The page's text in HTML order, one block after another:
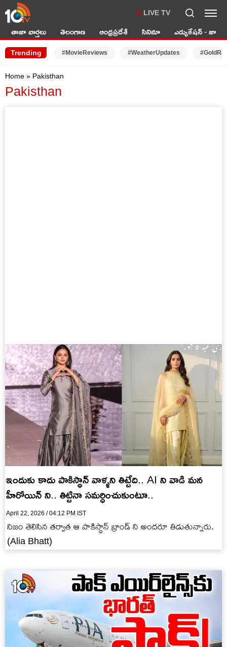
LIVE TV
తాజా వార్తలు తెలంగాణ ఆంధ్రప్రదేశ్ సినిమా ఎడ్యుకేషన్ - జాబ్స్
Trending #MovieReviews #WeatherUpdates
Home » Pakisthan
Pakisthan
ఇందుకు కాదు పాకిస్థాన్ వాళ్ళని తిట్టేది.. AI ని వాడి మన
హీరోయిన్ ని.. తిట్టినా సమర్ధించుకుంటూ..
April 22, 2026 / 04:12 PM IST
నిజం తెలిసిన తర్వాత ఆ పాకిస్థాన్ బ్రాండ్ ని అందరూ తిడుతున్నారు.
(Alia Bhatt)